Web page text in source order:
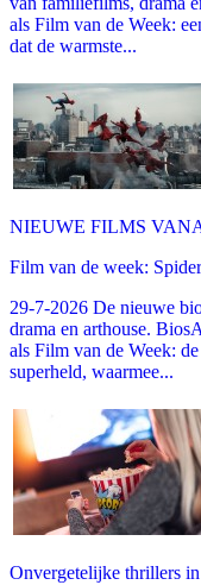
als Film van de Week:
dat de warmste...
NIEUWE FILMS
Film van de week:
29-7-2026 De nieuwe
drama en arthouse.
als Film van de Week:
superheld, waarmee...
Onvergetelijke thrillers